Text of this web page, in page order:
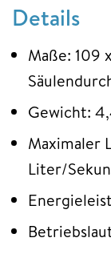
Details
Maße: 109
Gewicht:
Maximaler
Liter/